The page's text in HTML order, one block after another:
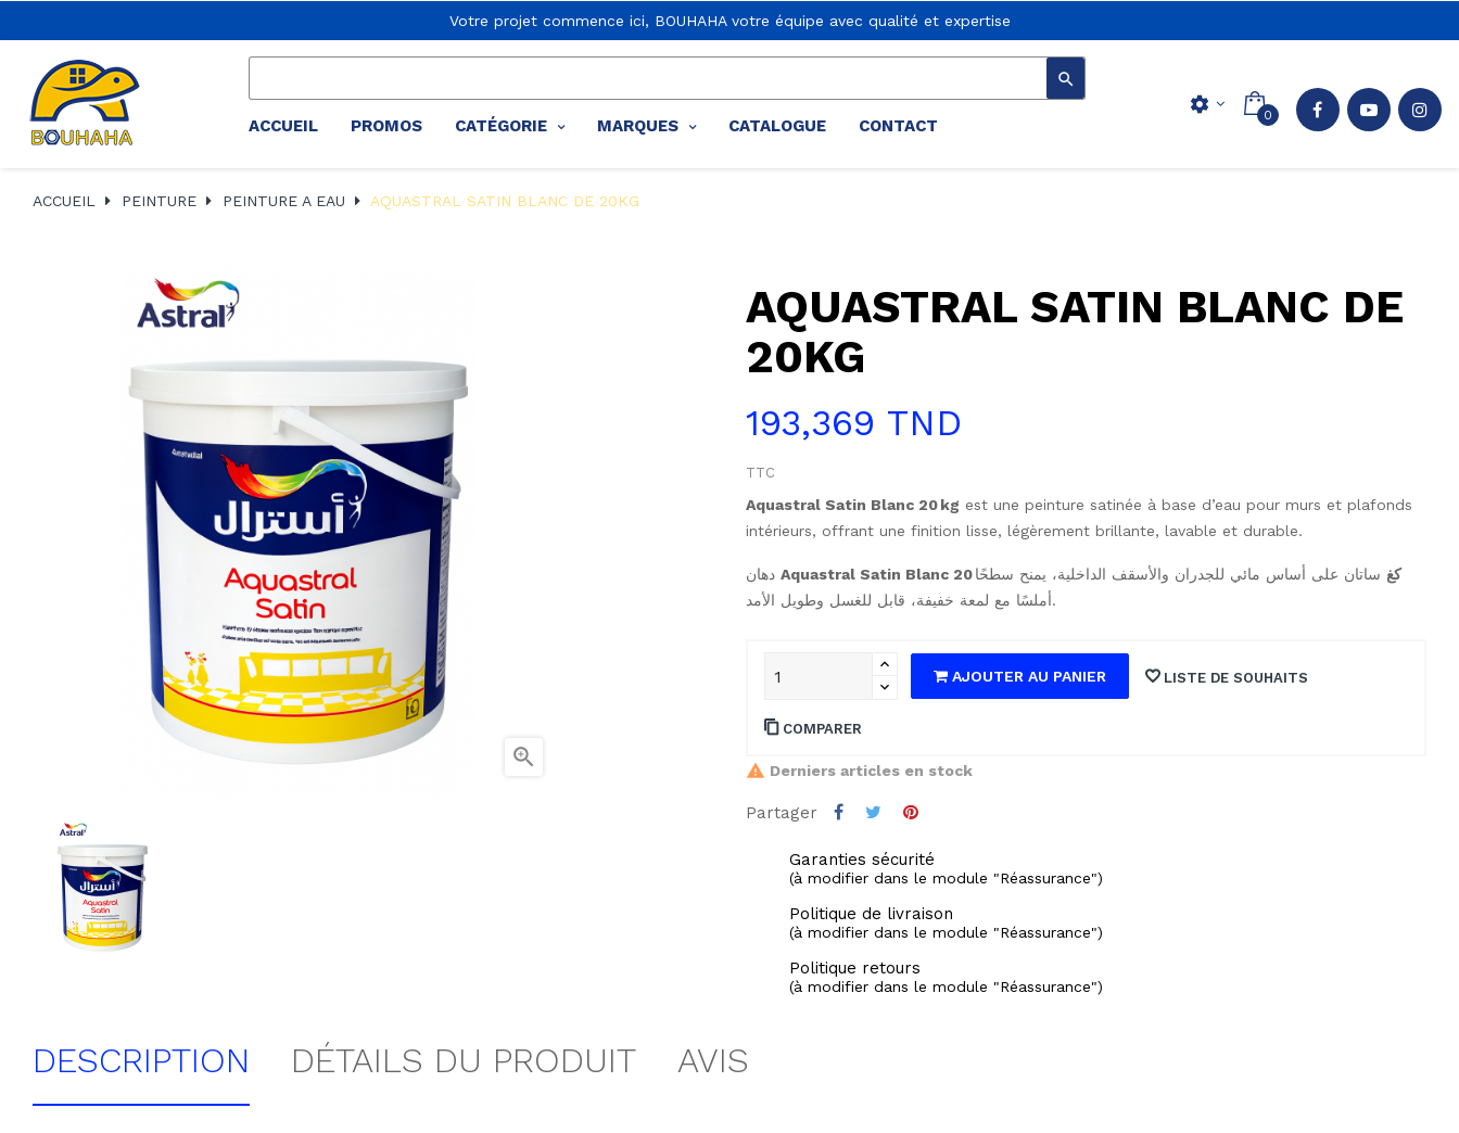
Votre projet commence ici, BOUHAHA votre équipe avec qualité et expertise

ACCUEIL PROMOS CATÉGORIE MARQUES CATALOGUE CONTACT
settings 0
ACCUEIL PEINTURE PEINTURE A EAU AQUASTRAL SATIN BLANC DE 20KG

AQUASTRAL SATIN BLANC DE
20KG
193,369 TND
TTC
Aquastral Satin Blanc 20 kg est une peinture satinée à base d’eau pour murs et plafonds
intérieurs, offrant une finition lisse, légèrement brillante, lavable et durable.
Aquastral Satin Blanc 20 كغ ساتان على أساس مائي للجدران والأسقف الداخلية، يمنح سطحًا
أملسًا مع لمعة خفيفة، قابل للغسل وطويل الأمد.
AJOUTER AU PANIER LISTE DE SOUHAITS
COMPARER
Derniers articles en stock
Partager
Garanties sécurité
(à modifier dans le module "Réassurance")
Politique de livraison
(à modifier dans le module "Réassurance")
Politique retours
(à modifier dans le module "Réassurance")
DESCRIPTION DÉTAILS DU PRODUIT AVIS